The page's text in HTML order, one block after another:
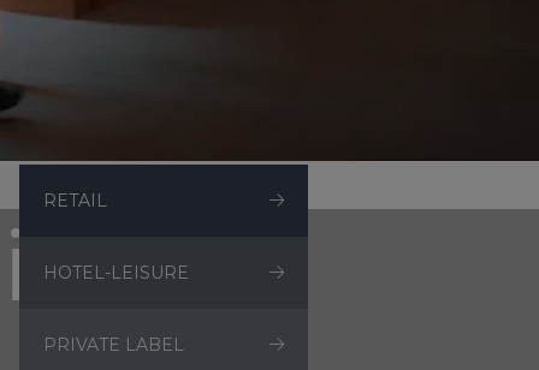
voor split
voor topper
Werkdoekjes
&
RETAIL
HOTEL-LEISURE
PRIVATE LABEL